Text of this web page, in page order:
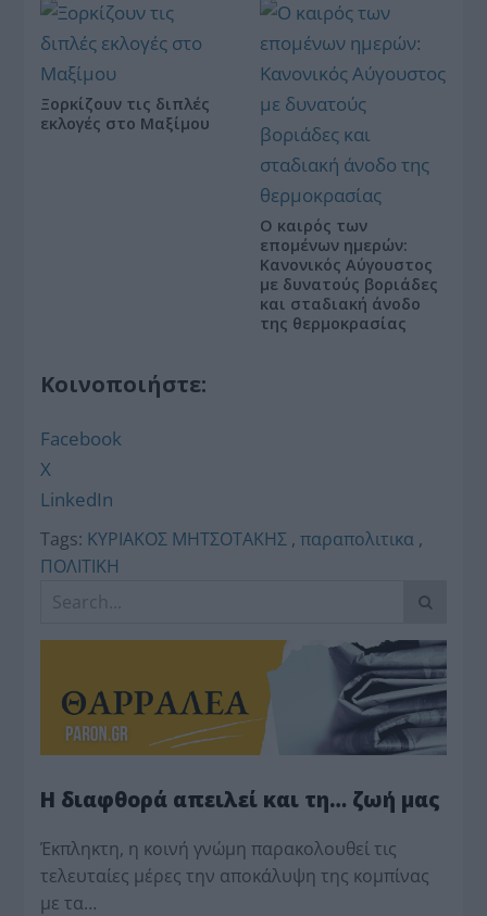
Ξορκίζουν τις διπλές
εκλογές στο Μαξίμου
Ο καιρός των
επομένων ημερών:
Κανονικός Αύγουστος
με δυνατούς βοριάδες
και σταδιακή άνοδο
της θερμοκρασίας
Κοινοποιήστε:
Facebook
X
LinkedIn
Tags: ΚΥΡΙΑΚΟΣ ΜΗΤΣΟΤΑΚΗΣ ,παραπολιτικα ,
ΠΟΛΙΤΙΚΗ
Η διαφθορά απειλεί και τη… ζωή μας
Έκπληκτη, η κοινή γνώμη παρακολουθεί τις
τελευταίες μέρες την αποκάλυψη της κο­μπίνας
με τα…